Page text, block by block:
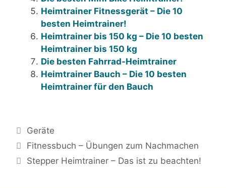
Heimtrainer Fitnessgerät – Die 10
besten Heimtrainer!
Heimtrainer bis 150 kg – Die 10 besten
Heimtrainer bis 150 kg
Die besten Fahrrad-Heimtrainer
Heimtrainer Bauch – Die 10 besten
Heimtrainer für den Bauch
Kategorien
Geräte
Beitrags-
Navigation
Fitnessbuch – Übungen zum Nachmachen
Stepper Heimtrainer – Das ist zu beachten!